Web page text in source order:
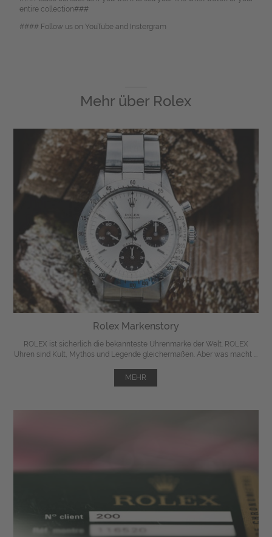
entire collection###
#### Follow us on YouTube and Instergram
Mehr über Rolex
Rolex Markenstory
ROLEX ist sicherlich die bekannteste Uhrenmarke der Welt. ROLEX
Uhren sind Kult, Mythos und Legende gleichermaßen. Aber was macht ...
MEHR